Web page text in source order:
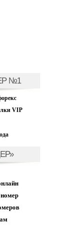
№1
VIP